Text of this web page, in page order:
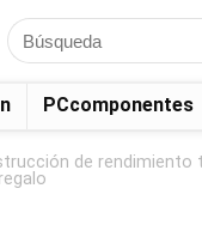
Search
for:
PCcomponentes
de rendimiento